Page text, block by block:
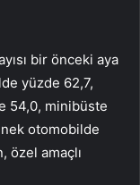
bir önceki aya
yüzde 62,7,
54,0, minibüste
otomobilde
özel amaçlı